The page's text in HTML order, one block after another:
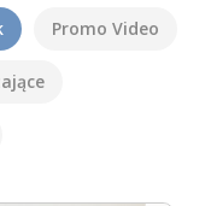
Promo Video